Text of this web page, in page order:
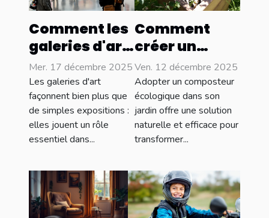
Comment les
galeries d'art
influencent-
elles les
tendances
culturelles ?
Mer. 17 décembre 2025
Les galeries d'art
façonnent bien plus que
de simples expositions :
elles jouent un rôle
essentiel dans...
Comment
créer un
composteur
écologique
pour votre
jardin ?
Ven. 12 décembre 2025
Adopter un composteur
écologique dans son
jardin offre une solution
naturelle et efficace pour
transformer...